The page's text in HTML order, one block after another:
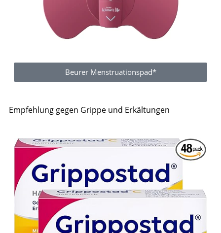
Beurer Menstruationspad*
Empfehlung gegen Grippe und Erkältungen